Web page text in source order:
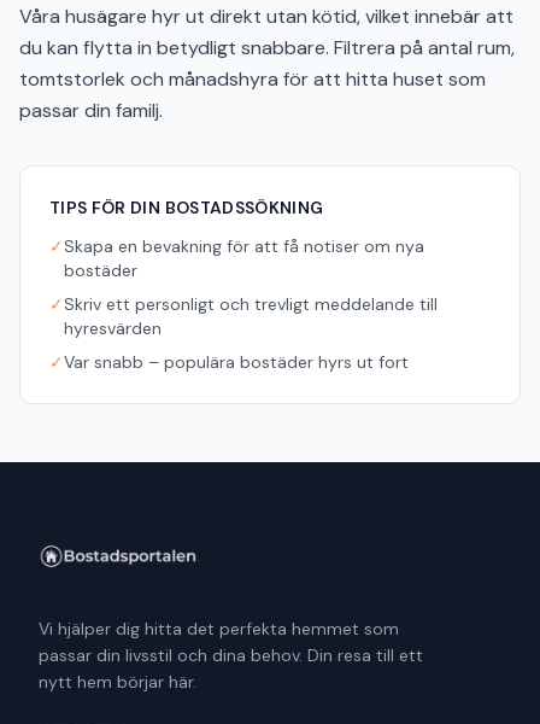
Våra husägare hyr ut direkt utan kötid, vilket innebär att
du kan flytta in betydligt snabbare. Filtrera på antal rum,
tomtstorlek och månadshyra för att hitta huset som
passar din familj.
TIPS FÖR DIN BOSTADSSÖKNING
✓Skapa en bevakning för att få notiser om nya
bostäder
✓Skriv ett personligt och trevligt meddelande till
hyresvärden
✓Var snabb – populära bostäder hyrs ut fort
Vi hjälper dig hitta det perfekta hemmet som
passar din livsstil och dina behov. Din resa till ett
nytt hem börjar här.